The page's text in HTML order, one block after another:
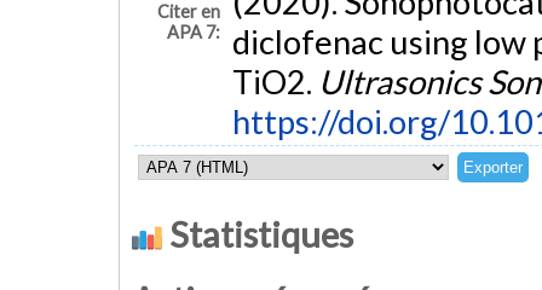
Citer en
APA 7:
diclofenac using low
TiO2. Ultrasonics
https://doi.org/
Statistiques